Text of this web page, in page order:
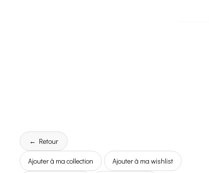
← Retour
Ajouter à ma collection Ajouter à ma wishlist